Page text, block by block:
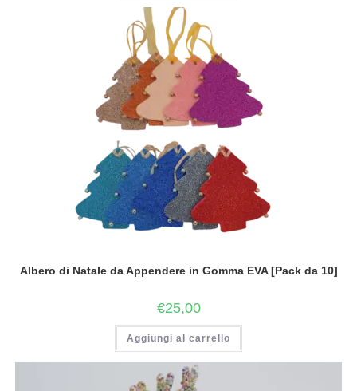
Albero di Natale da Appendere in Gomma EVA [Pack da 10]
€25,00
Aggiungi al carrello